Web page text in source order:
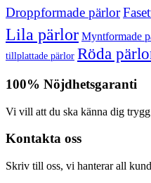
Droppformade pärlor
Lila pärlor Myntformade
tillplattade pärlor Röda
100% Nöjdhetsgaranti
Vi vill att du ska känna dig
Kontakta oss
Skriv till oss, vi hanterar all